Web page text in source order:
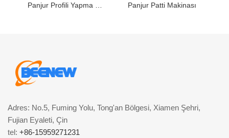
Panjur Patti Makinası
Adres: No.5, Fuming Yolu, Tong'an Bölgesi, Xiamen Şehri,
Fujian Eyaleti, Çin
tel: +86-15959271231